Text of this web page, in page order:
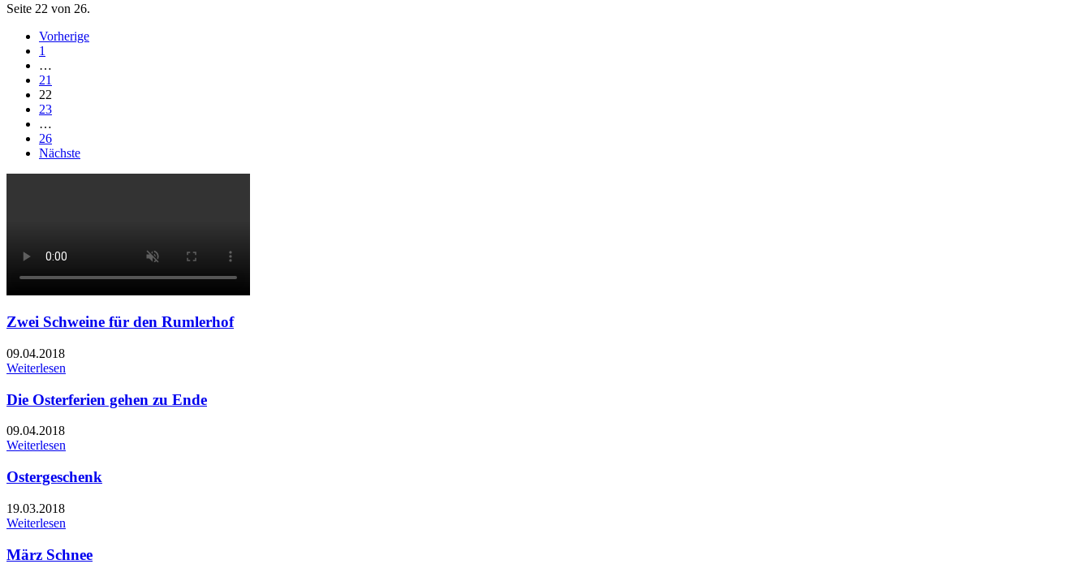
Seite 22 von 26.
Vorherige
1
…
21
22
23
…
26
Nächste
Zwei Schweine für den Rumlerhof
09.04.2018
Weiterlesen
Die Osterferien gehen zu Ende
09.04.2018
Weiterlesen
Ostergeschenk
19.03.2018
Weiterlesen
März Schnee